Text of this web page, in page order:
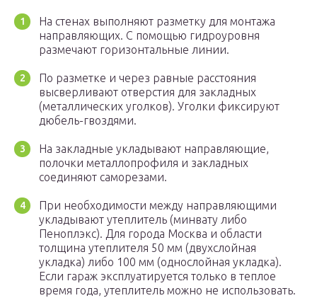
На стенах выполняют разметку для монтажа
направляющих. С помощью гидроуровня
размечают горизонтальные линии.
По разметке и через равные расстояния
высверливают отверстия для закладных
(металлических уголков). Уголки фиксируют
дюбель-гвоздями.
На закладные укладывают направляющие,
полочки металлопрофиля и закладных
соединяют саморезами.
При необходимости между направляющими
укладывают утеплитель (минвату либо
Пеноплэкс). Для города Москва и области
толщина утеплителя 50 мм (двухслойная
укладка) либо 100 мм (однослойная укладка).
Если гараж эксплуатируется только в теплое
время года, утеплитель можно не использовать.